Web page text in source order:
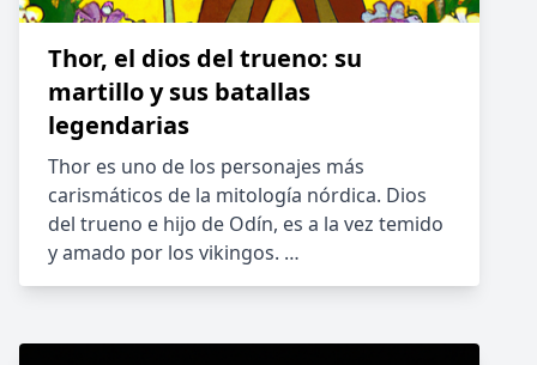
Thor, el dios del trueno: su
martillo y sus batallas
legendarias
Thor es uno de los personajes más
carismáticos de la mitología nórdica. Dios
del trueno e hijo de Odín, es a la vez temido
y amado por los vikingos. …